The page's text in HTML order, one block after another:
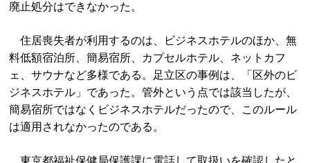
廃止処分はできなかった。
住居喪失者が利用するのは、ビジネスホテルのほか、無
料低額宿泊所、簡易宿所、カプセルホテル、ネットカフ
ェ、サウナなど多様である。足立区の事例は、「区外のビ
ジネスホテル」であった。管外という点では該当したが、
簡易宿所ではなくビジネスホテルだったので、このルール
は適用されなかったのである。
東京都福祉保健局保護課に電話して取扱いを確認したと